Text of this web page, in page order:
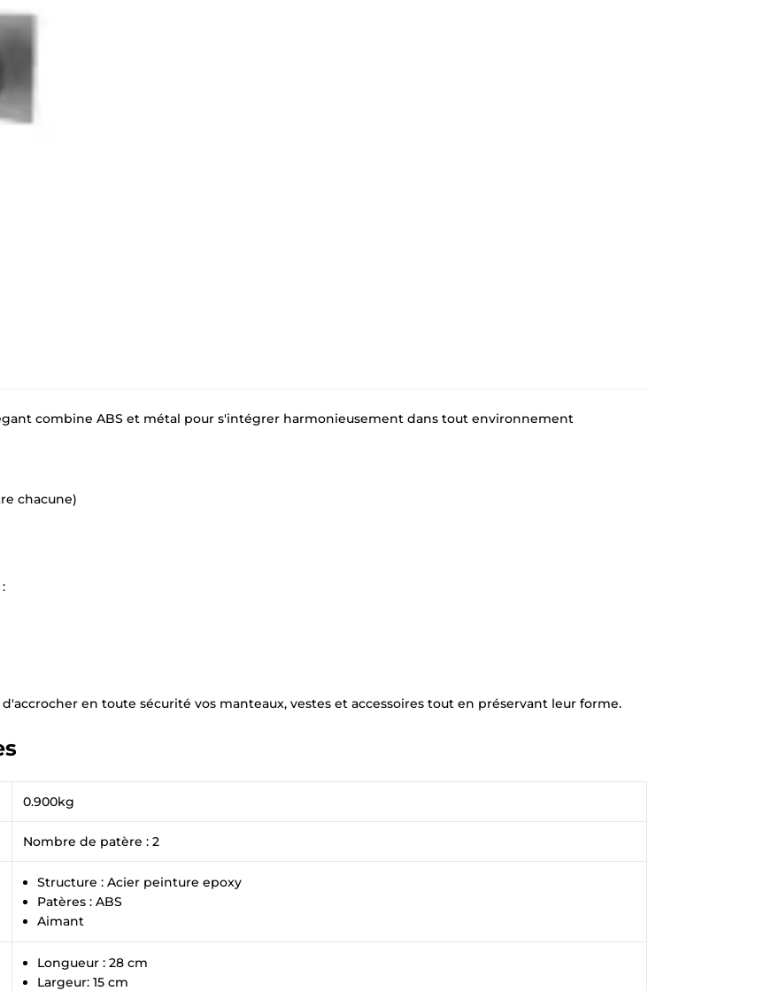
combine ABS et métal pour s'intégrer harmonieusement dans tout environnement
chacune)
en toute sécurité vos manteaux, vestes et accessoires tout en préservant leur forme.
0.900kg
Nombre de patère : 2
Structure : Acier peinture epoxy
Patères : ABS
Aimant
Longueur : 28 cm
Largeur: 15 cm